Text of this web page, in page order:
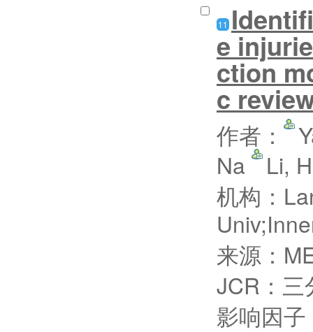
11
e
ction
c
作者：
Na
Li,
机构：
来源：
JCR：三
影响因